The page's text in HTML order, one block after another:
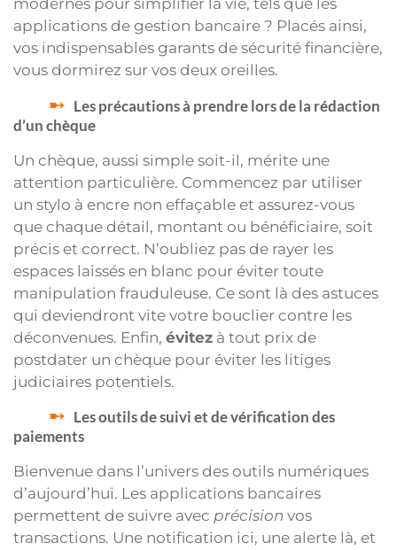
modernes pour simplifier la vie, tels que les
applications de gestion bancaire ? Placés ainsi,
vos indispensables garants de sécurité financière,
vous dormirez sur vos deux oreilles.
Les précautions à prendre lors de la rédaction
d’un chèque
Un chèque, aussi simple soit-il, mérite une
attention particulière. Commencez par utiliser
un stylo à encre non effaçable et assurez-vous
que chaque détail, montant ou bénéficiaire, soit
précis et correct. N’oubliez pas de rayer les
espaces laissés en blanc pour éviter toute
manipulation frauduleuse. Ce sont là des astuces
qui deviendront vite votre bouclier contre les
déconvenues. Enfin, évitez à tout prix de
postdater un chèque pour éviter les litiges
judiciaires potentiels.
Les outils de suivi et de vérification des
paiements
Bienvenue dans l’univers des outils numériques
d’aujourd’hui. Les applications bancaires
permettent de suivre avec précision vos
transactions. Une notification ici, une alerte là, et